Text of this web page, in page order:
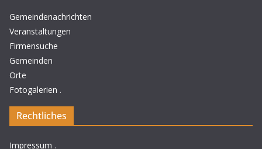
Gemeindenachrichten
Veranstaltungen
Firmensuche
Gemeinden
Orte
Fotogalerien .
Rechtliches
Impressum .